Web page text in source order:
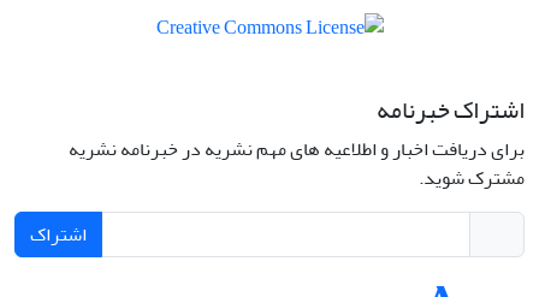
اشتراک خبرنامه
برای دریافت اخبار و اطلاعیه های مهم نشریه در خبرنامه نشریه
مشترک شوید.
اشتراک